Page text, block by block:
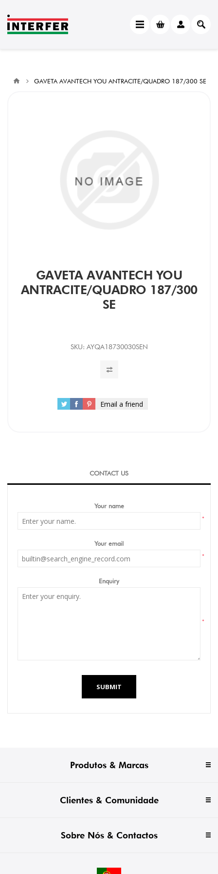
GAVETA AVANTECH YOU ANTRACITE/QUADRO 187/300 SE
GAVETA AVANTECH YOU
ANTRACITE/QUADRO 187/300
SE
SKU: AYQA18730030SEN
Email a friend
CONTACT US
Your name
*
Your email
*
Enquiry
*
SUBMIT
Produtos & Marcas
Clientes & Comunidade
Sobre Nós & Contactos